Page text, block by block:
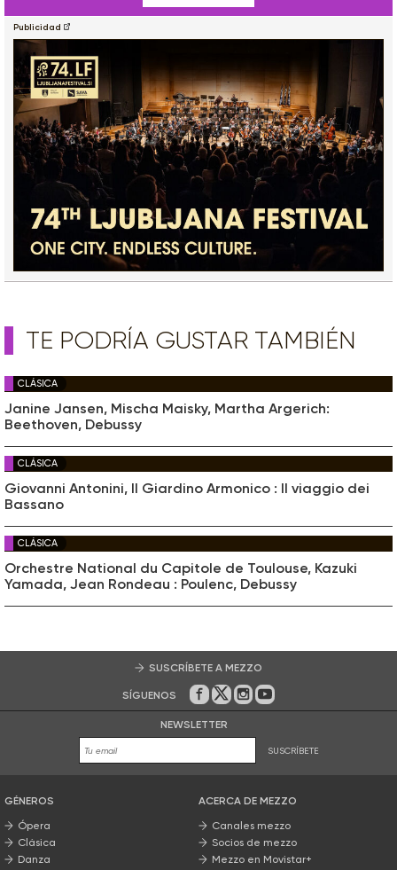
Publicidad
TE PODRÍA GUSTAR TAMBIÉN
CLÁSICA
Janine Jansen, Mischa Maisky, Martha Argerich:
Beethoven, Debussy
CLÁSICA
Giovanni Antonini, Il Giardino Armonico : Il viaggio dei
Bassano
CLÁSICA
Orchestre National du Capitole de Toulouse, Kazuki
Yamada, Jean Rondeau : Poulenc, Debussy
SUSCRÍBETE A MEZZO
SÍGUENOS En Facebook
En Twitter
En Instagram
En Youtube
NEWSLETTER
SUSCRÍBETE
GÉNEROS
Ópera
Clásica
Danza
ACERCA DE MEZZO
Canales mezzo
Socios de mezzo
Mezzo en Movistar+